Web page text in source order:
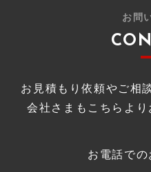
お問
お見積もり依頼やご相
会社さまもこちらより
お電話で